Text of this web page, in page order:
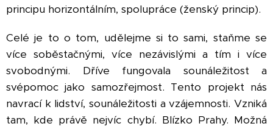
principu horizontálním, spolupráce (ženský princip).
Celé je to o tom, udělejme si to sami, staňme se
více soběstačnými, více nezávislými a tím i více
svobodnými. Dříve fungovala sounáležitost a
svépomoc jako samozřejmost. Tento projekt nás
navrací k lidství, sounáležitosti a vzájemnosti. Vzniká
tam, kde právě nejvíc chybí. Blízko Prahy. Možná